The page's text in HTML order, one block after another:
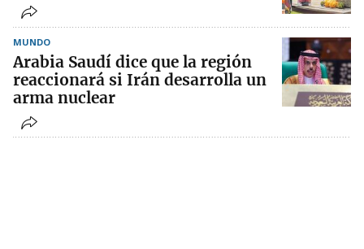
MUNDO
Arabia Saudí dice que la región
reaccionará si Irán desarrolla un
arma nuclear